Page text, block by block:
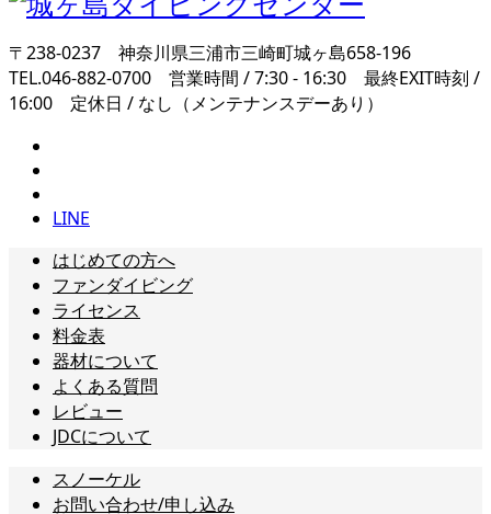
〒238-0237 神奈川県三浦市三崎町城ヶ島658-196
TEL.046-882-0700 営業時間 / 7:30 - 16:30 最終EXIT時刻 /
16:00 定休日 / なし（メンテナンスデーあり）
LINE
はじめての方へ
ファンダイビング
ライセンス
料金表
器材について
よくある質問
レビュー
JDCについて
スノーケル
お問い合わせ/申し込み